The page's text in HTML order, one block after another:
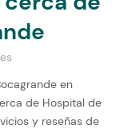
en
de Hospital de
y reseñas de